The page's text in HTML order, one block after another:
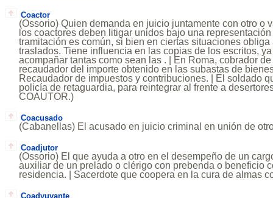
Coactor
(Ossorio) Quien demanda en juicio juntamente con otro o
los coactores deben litigar unidos bajo una
tramitación es común, si bien en ciertas situaciones obliga
traslados. Tiene influencia en las copias de los escritos,
acompañar tantas como sean las . | En Roma, cobrador
recaudador del importe obtenido en las subastas de
Recaudador de impuestos y contribuciones. | El soldado
policía de retaguardia, para reintegrar al frente a
COAUTOR.)
Coacusado
(Cabanellas) El acusado en juicio criminal en unión de
Coadjutor
(Ossorio) El que ayuda a otro en el desempeño de un
auxiliar de un prelado o clérigo con prebenda o beneficio
residencia. | Sacerdote que coopera en la cura de almas
Coadyuvante